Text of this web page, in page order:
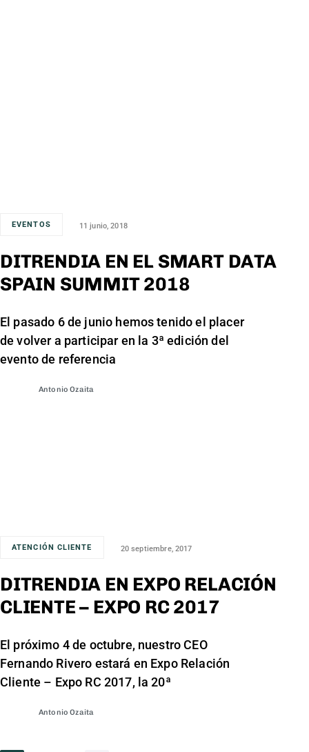
EVENTOS 11 junio, 2018
DITRENDIA EN EL SMART DATA
SPAIN SUMMIT 2018
El pasado 6 de junio hemos tenido el placer
de volver a participar en la 3ª edición del
evento de referencia
Antonio Ozaita
ATENCIÓN CLIENTE 20 septiembre, 2017
DITRENDIA EN EXPO RELACIÓN
CLIENTE – EXPO RC 2017
El próximo 4 de octubre, nuestro CEO
Fernando Rivero estará en Expo Relación
Cliente – Expo RC 2017, la 20ª
Antonio Ozaita